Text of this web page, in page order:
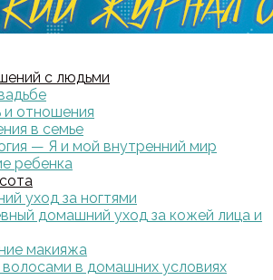
с людьми
отношения
в семье
— Я и мой внутренний мир
ребенка
уход за ногтями
домашний уход за кожей лица и
макияжа
волосами в домашних условиях